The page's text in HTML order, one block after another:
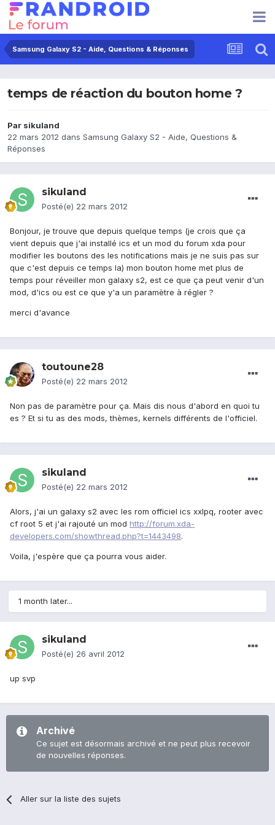
Samsung Galaxy S2 - Aide, Questions & Réponses
temps de réaction du bouton home ?
Par sikuland
22 mars 2012 dans Samsung Galaxy S2 - Aide, Questions &
Réponses
sikuland
Posté(e) 22 mars 2012
Bonjour, je trouve que depuis quelque temps (je crois que ça
vient depuis que j'ai installé ics et un mod du forum xda pour
modifier les boutons des les notifications mais je ne suis pas sur
que c'est depuis ce temps la) mon bouton home met plus de
temps pour réveiller mon galaxy s2, est ce que ça peut venir d'un
mod, d'ics ou est ce que y'a un paramètre à régler ?
merci d'avance
toutoune28
Posté(e) 22 mars 2012
Non pas de paramètre pour ça. Mais dis nous d'abord en quoi tu
es ? Et si tu as des mods, thèmes, kernels différents de l'officiel.
sikuland
Posté(e) 22 mars 2012
Alors, j'ai un galaxy s2 avec les rom officiel ics xxlpq, rooter avec
cf root 5 et j'ai rajouté un mod http://forum.xda-
developers.com/showthread.php?t=1443498.
Voila, j'espère que ça pourra vous aider.
1 month later...
sikuland
Posté(e) 26 avril 2012
up svp
Archivé
Ce sujet est désormais archivé et ne peut plus recevoir
de nouvelles réponses.
Aller sur la liste des sujets